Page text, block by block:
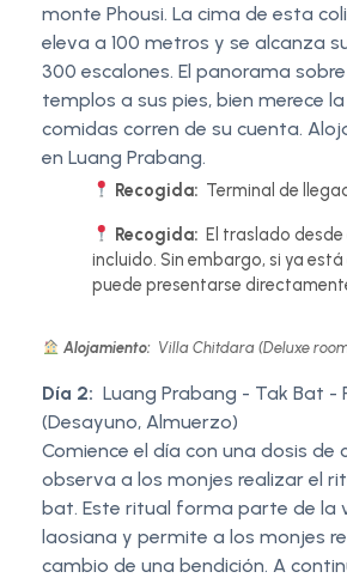
monte Phousi. La cima de esta
eleva a 100 metros y se alcanza
300 escalones. El panorama
templos a sus pies, bien merece
comidas corren de su cuenta.
en Luang Prabang.
Recogida: Terminal de
Recogida: El traslado
incluido. Sin embargo, si ya
puede presentarse
Alojamiento: Villa Chitdara (Deluxe
Día 2: Luang Prabang - Tak Bat -
(Desayuno, Almuerzo)
Comience el día con una dosis de
observa a los monjes realizar el
bat. Este ritual forma parte de la
laosiana y permite a los monjes
cambio de una bendición. A